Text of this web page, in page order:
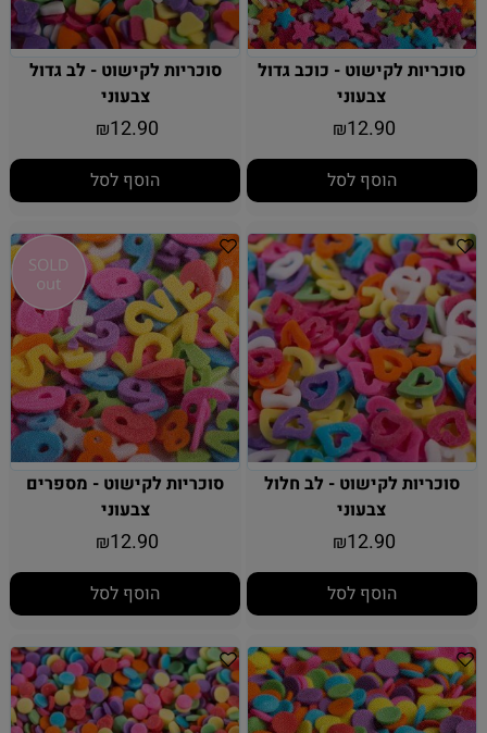
סוכריות לקישוט - כוכב גדול
צבעוני
₪12.90
הוסף לסל
סוכריות לקישוט - לב גדול
צבעוני
₪12.90
הוסף לסל
סוכריות לקישוט - לב חלול
צבעוני
₪12.90
הוסף לסל
סוכריות לקישוט - מספרים
צבעוני
₪12.90
הוסף לסל